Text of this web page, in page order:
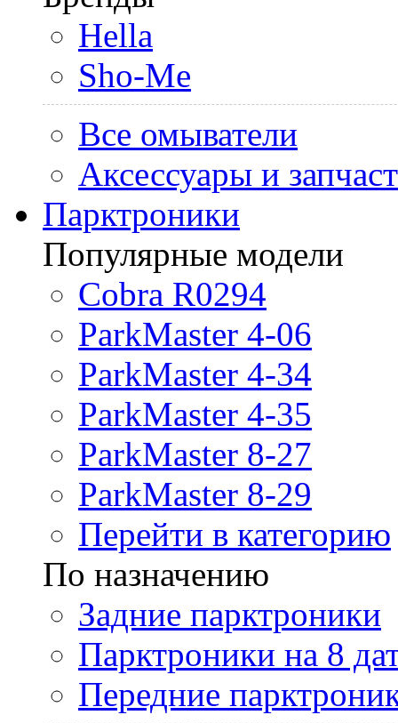
Hella
Sho-Me
Все омыватели
Аксессуары и
Парктроники
Популярные модели
Cobra R0294
ParkMaster 4-06
ParkMaster 4-34
ParkMaster 4-35
ParkMaster 8-27
ParkMaster 8-29
Перейти в категорию
По назначению
Задние парктроники
Парктроники на 8
Передние